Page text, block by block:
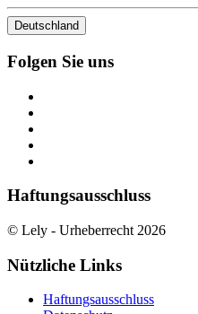
Deutschland
Folgen Sie uns
Haftungsausschluss
© Lely - Urheberrecht 2026
Nützliche Links
Haftungsausschluss